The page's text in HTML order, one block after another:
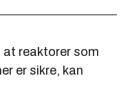
at reaktorer som
er sikre, kan